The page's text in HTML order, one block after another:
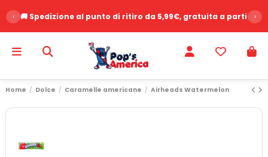
‹ 🚚 Spedizione al punto di ritiro da 5,99€, gratuita a partire›
Home Dolce Caramelle americane Airheads Watermelon